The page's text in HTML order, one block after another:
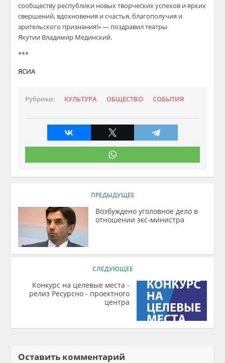
сообществу республики новых творческих успехов и ярких
свершений, вдохновения и счастья, благополучия и
зрительского признания!» — поздравил театры
Якутии Владимир Мединский.
***
ЯСИА
Рубрики: КУЛЬТУРА ОБЩЕСТВО СОБЫТИЯ
ПРЕДЫДУЩЕЕ
Возбуждено уголовное дело в
отношении экс-министра
СЛЕДУЮЩЕЕ
Конкурс на целевые места -
релиз Ресурсно - проектного
центра
Оставить комментарий